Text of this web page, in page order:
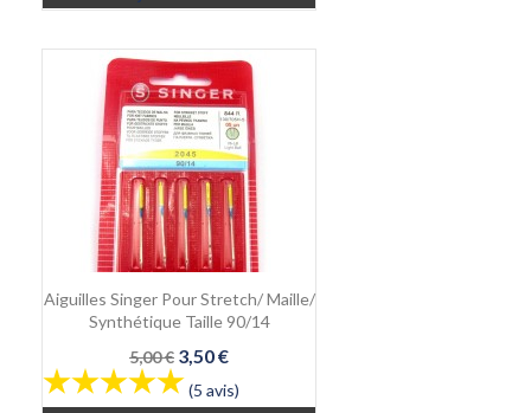
Aiguilles Singer Pour Stretch/ Maille/
Synthétique Taille 90/14
Prix
de
base
5,00 € Prix
3,50 €
(5 avis)